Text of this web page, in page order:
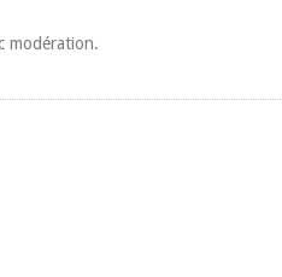
modération.